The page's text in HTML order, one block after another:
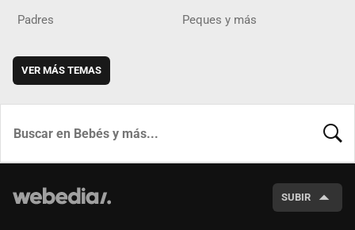
Padres Peques y más
VER MÁS TEMAS
SUBIR